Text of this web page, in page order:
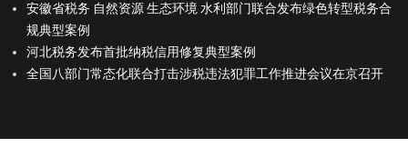
安徽省税务 自然资源 生态环境 水利部门联合发布绿色转型税务合
规典型案例
河北税务发布首批纳税信用修复典型案例
全国八部门常态化联合打击涉税违法犯罪工作推进会议在京召开